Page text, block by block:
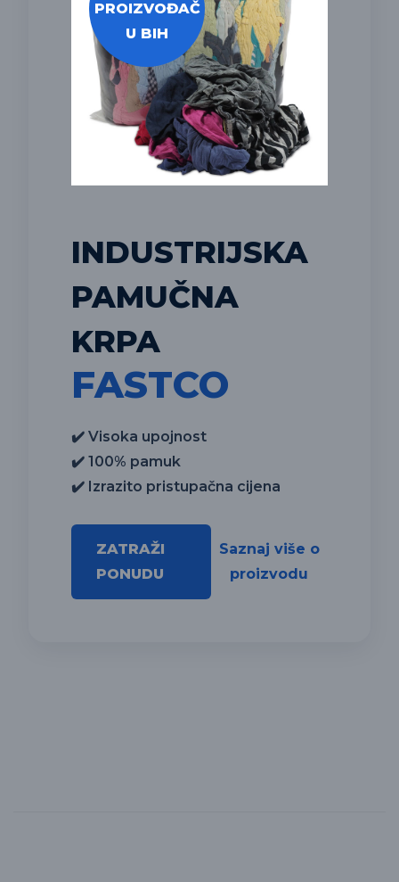
PROIZVOĐAČ
U BIH
INDUSTRIJSKA
PAMUČNA
KRPA
FASTCO
✔️ Visoka upojnost
✔️ 100% pamuk
✔️ Izrazito pristupačna cijena
ZATRAŽI
PONUDU
Saznaj više o
proizvodu